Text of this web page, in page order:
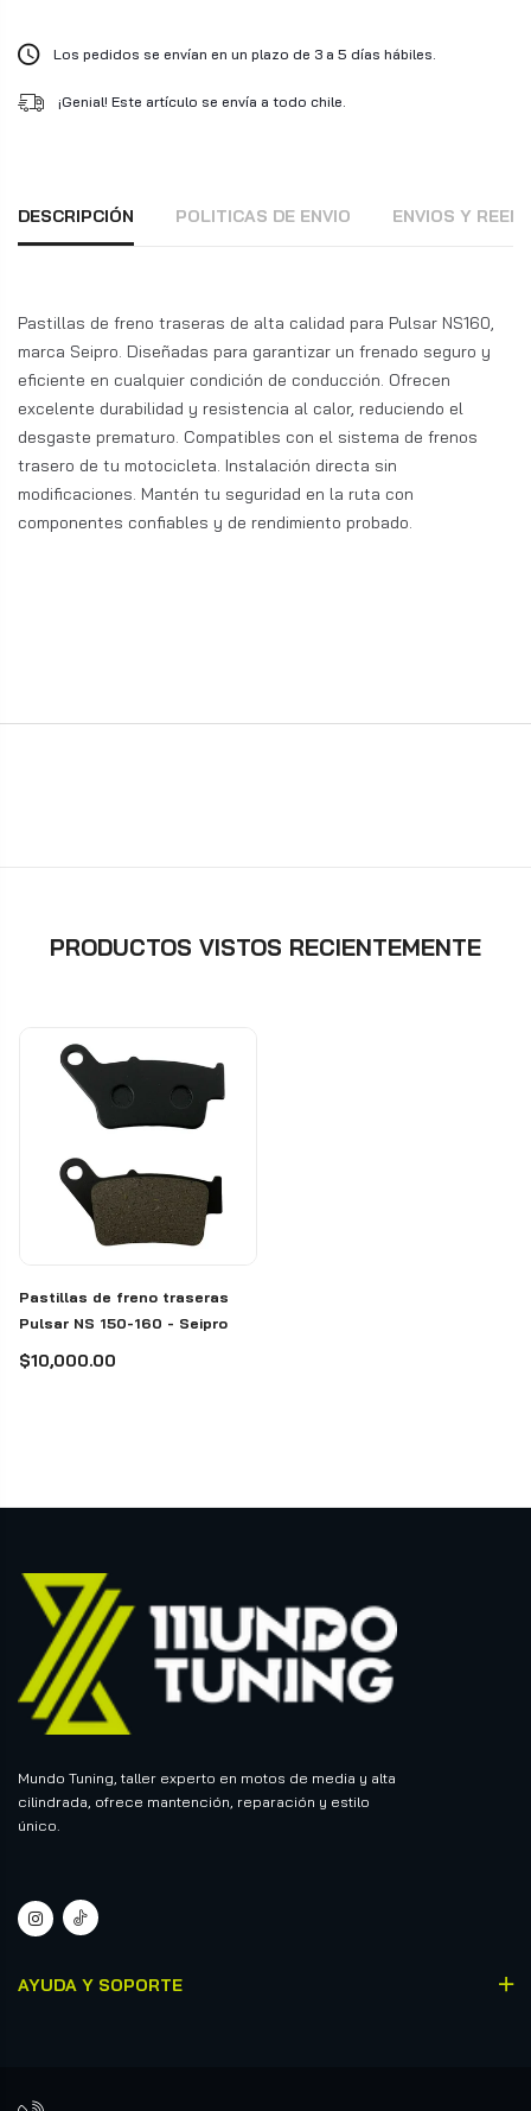
Los pedidos se envían en un plazo de 3 a 5 días hábiles.
¡Genial! Este artículo se envía a todo chile.
DESCRIPCIÓN POLITICAS DE ENVIO ENVIOS Y
Pastillas de freno traseras de alta calidad para Pulsar NS160,
marca Seipro. Diseñadas para garantizar un frenado seguro y
eficiente en cualquier condición de conducción. Ofrecen
excelente durabilidad y resistencia al calor, reduciendo el
desgaste prematuro. Compatibles con el sistema de frenos
trasero de tu motocicleta. Instalación directa sin
modificaciones. Mantén tu seguridad en la ruta con
componentes confiables y de rendimiento probado.
PRODUCTOS VISTOS RECIENTEMENTE
Pastillas de freno traseras
Pulsar NS 150-160 - Seipro
$10,000.00
Mundo Tuning, taller experto en motos de media y alta
cilindrada, ofrece mantención, reparación y estilo
único.
AYUDA Y SOPORTE